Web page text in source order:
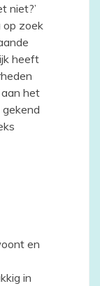
niet?’
op zoek
heeft
het
en
in